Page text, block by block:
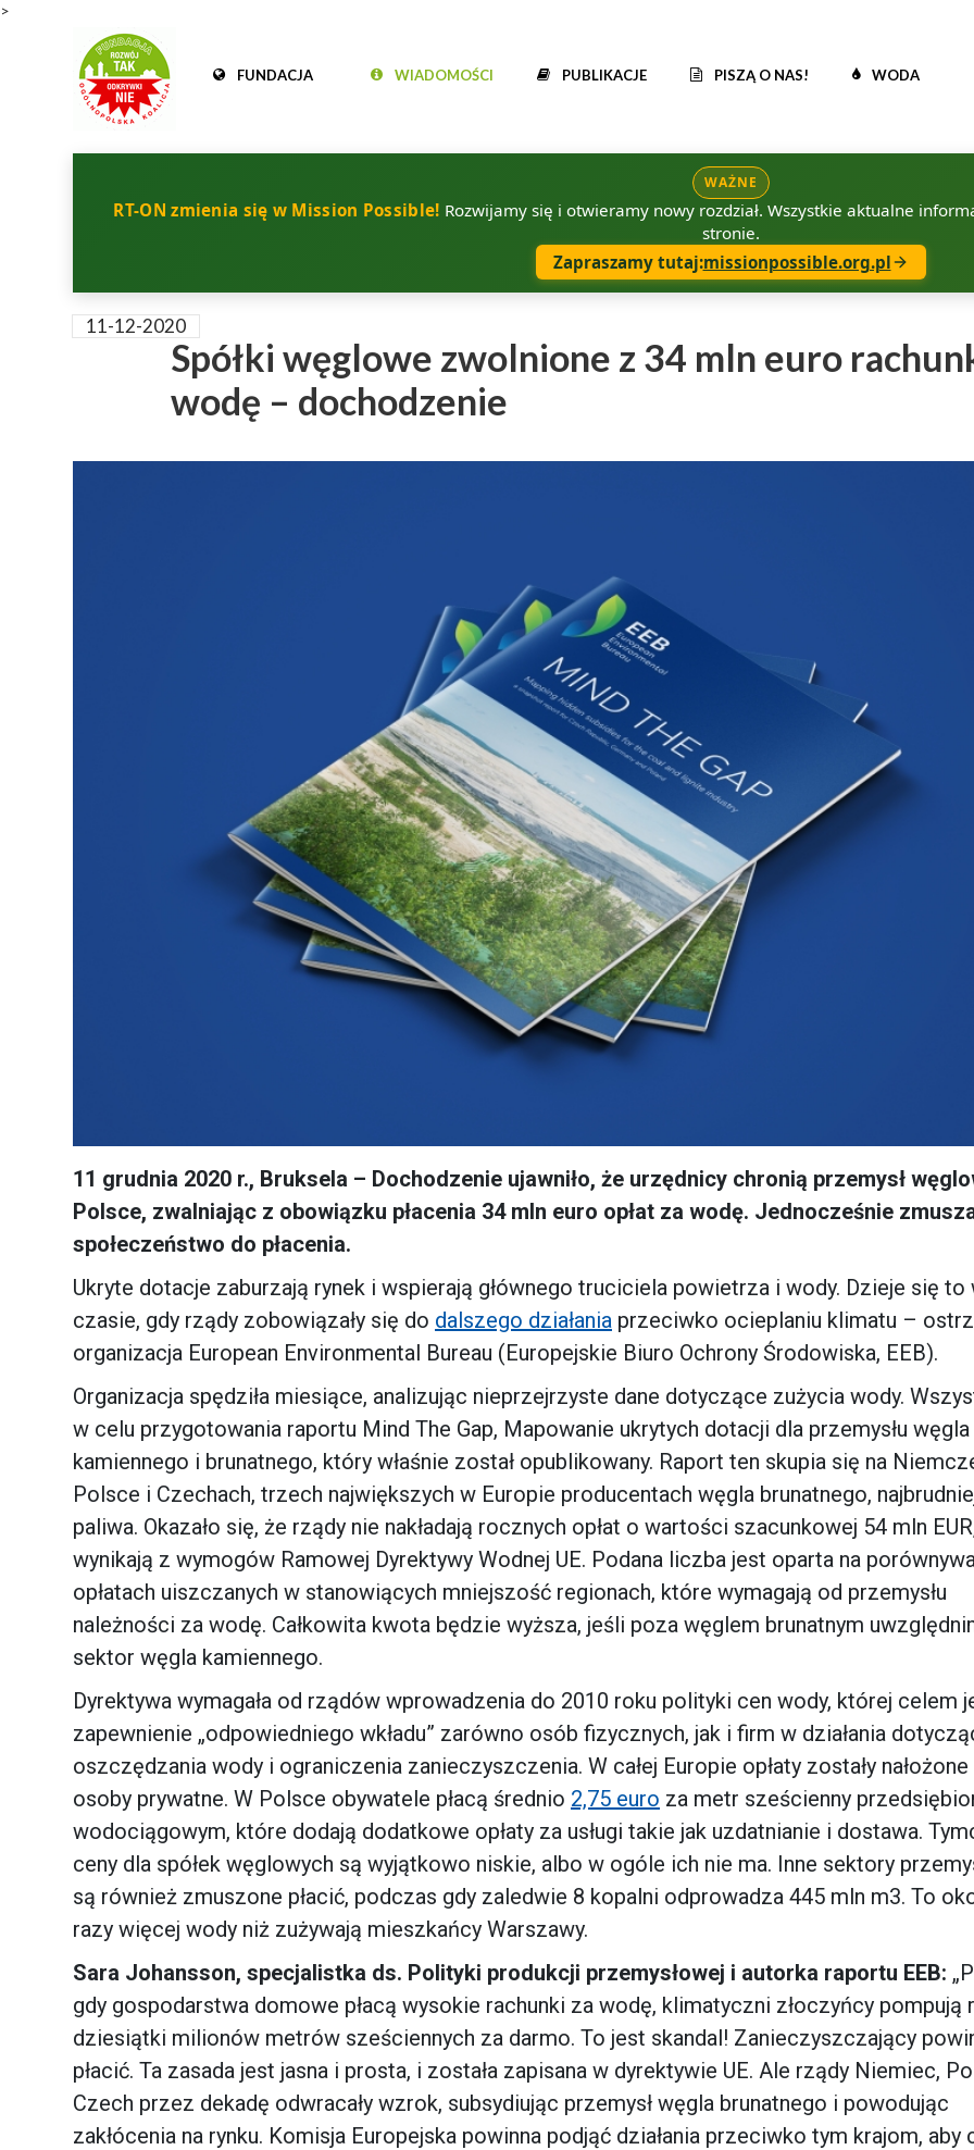
>
FUNDACJA WIADOMOŚCI PUBLIKACJE PISZĄ O NAS! WODA
WAŻNE
RT-ON zmienia się w Mission Possible! Rozwijamy się i otwieramy nowy rozdział. Wszystkie aktualne
stronie.
Zapraszamy tutaj:missionpossible.org.pl
11-12-2020
Spółki węglowe zwolnione z 34 mln euro
wodę – dochodzenie
11 grudnia 2020 r., Bruksela – Dochodzenie ujawniło, że urzędnicy chronią przemysł
Polsce, zwalniając z obowiązku płacenia 34 mln euro opłat za wodę. Jednocześnie
społeczeństwo do płacenia.
Ukryte dotacje zaburzają rynek i wspierają głównego truciciela powietrza i wody. Dzieje się to
czasie, gdy rządy zobowiązały się do dalszego działania przeciwko ocieplaniu klimatu –
organizacja European Environmental Bureau (Europejskie Biuro Ochrony Środowiska, EEB).
Organizacja spędziła miesiące, analizując nieprzejrzyste dane dotyczące zużycia wody.
w celu przygotowania raportu Mind The Gap, Mapowanie ukrytych dotacji dla przemysłu węgla
kamiennego i brunatnego, który właśnie został opublikowany. Raport ten skupia się na
Polsce i Czechach, trzech największych w Europie producentach węgla brunatnego,
paliwa. Okazało się, że rządy nie nakładają rocznych opłat o wartości szacunkowej 54 mln
wynikają z wymogów Ramowej Dyrektywy Wodnej UE. Podana liczba jest oparta na
opłatach uiszczanych w stanowiących mniejszość regionach, które wymagają od przemysłu
należności za wodę. Całkowita kwota będzie wyższa, jeśli poza węglem brunatnym
sektor węgla kamiennego.
Dyrektywa wymagała od rządów wprowadzenia do 2010 roku polityki cen wody, której celem
zapewnienie „odpowiedniego wkładu” zarówno osób fizycznych, jak i firm w działania
oszczędzania wody i ograniczenia zanieczyszczenia. W całej Europie opłaty zostały nałożone
osoby prywatne. W Polsce obywatele płacą średnio 2,75 euro za metr sześcienny
wodociągowym, które dodają dodatkowe opłaty za usługi takie jak uzdatnianie i dostawa.
ceny dla spółek węglowych są wyjątkowo niskie, albo w ogóle ich nie ma. Inne sektory
są również zmuszone płacić, podczas gdy zaledwie 8 kopalni odprowadza 445 mln m3. To
razy więcej wody niż zużywają mieszkańcy Warszawy.
Sara Johansson, specjalistka ds. Polityki produkcji przemysłowej i autorka raportu EEB:
gdy gospodarstwa domowe płacą wysokie rachunki za wodę, klimatyczni złoczyńcy pompują
dziesiątki milionów metrów sześciennych za darmo. To jest skandal! Zanieczyszczający
płacić. Ta zasada jest jasna i prosta, i została zapisana w dyrektywie UE. Ale rządy Niemiec,
Czech przez dekadę odwracały wzrok, subsydiując przemysł węgla brunatnego i powodując
zakłócenia na rynku. Komisja Europejska powinna podjąć działania przeciwko tym krajom, aby